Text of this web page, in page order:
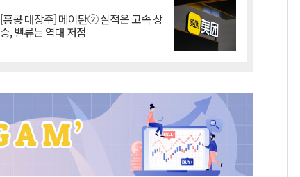
[홍콩 대장주] 메이퇀② 실적은 고속 상
승, 밸류는 역대 저점